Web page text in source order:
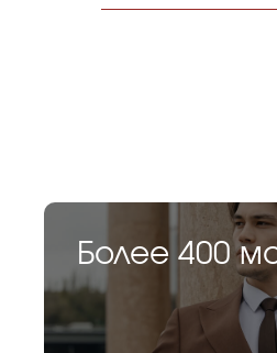
Более 400